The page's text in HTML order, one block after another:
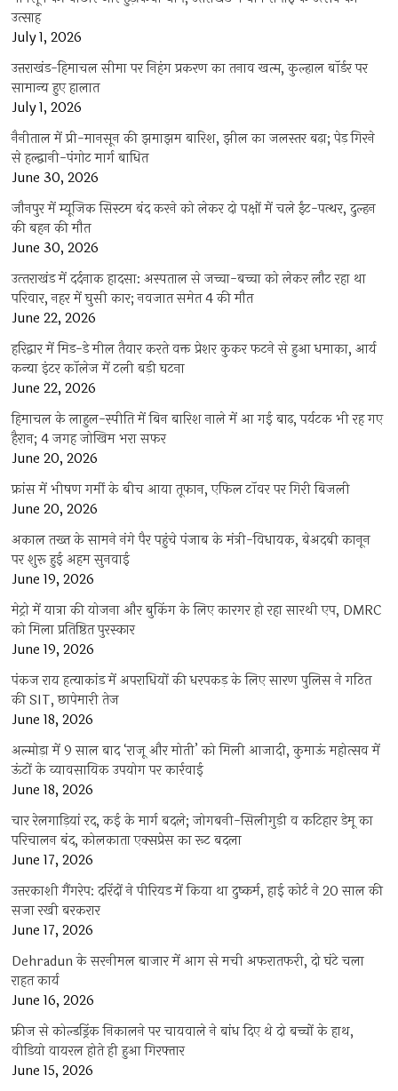
उत्साह
July 1, 2026
उत्तराखंड-हिमाचल सीमा पर निहंग प्रकरण का तनाव खत्म, कुल्हाल बॉर्डर पर
सामान्य हुए हालात
July 1, 2026
नैनीताल में प्री-मानसून की झमाझम बारिश, झील का जलस्तर बढ़ा; पेड़ गिरने
से हल्द्वानी-पंगोट मार्ग बाधित
June 30, 2026
जौनपुर में म्यूजिक सिस्टम बंद करने को लेकर दो पक्षों में चले ईंट-पत्थर, दुल्हन
की बहन की मौत
June 30, 2026
उत्‍तराखंड में दर्दनाक हादसा: अस्पताल से जच्चा-बच्चा को लेकर लौट रहा था
परिवार, नहर में घुसी कार; नवजात समेत 4 की मौत
June 22, 2026
हरिद्वार में मिड-डे मील तैयार करते वक्त प्रेशर कुकर फटने से हुआ धमाका, आर्य
कन्या इंटर कॉलेज में टली बड़ी घटना
June 22, 2026
हिमाचल के लाहुल-स्पीति में बिन बारिश नाले में आ गई बाढ़, पर्यटक भी रह गए
हैरान; 4 जगह जोखिम भरा सफर
June 20, 2026
फ्रांस में भीषण गर्मी के बीच आया तूफान, एफिल टॉवर पर गिरी बिजली
June 20, 2026
अकाल तख्त के सामने नंगे पैर पहुंचे पंजाब के मंत्री-विधायक, बेअदबी कानून
पर शुरू हुई अहम सुनवाई
June 19, 2026
मेट्रो में यात्रा की योजना और बुकिंग के लिए कारगर हो रहा सारथी एप, DMRC
को मिला प्रतिष्ठित पुरस्कार
June 19, 2026
पंकज राय हत्याकांड में अपराधियों की धरपकड़ के लिए सारण पुलिस ने गठित
की SIT, छापेमारी तेज
June 18, 2026
अल्मोड़ा में 9 साल बाद ‘राजू और मोती’ को मिली आजादी, कुमाऊं महोत्सव में
ऊंटों के व्यावसायिक उपयोग पर कार्रवाई
June 18, 2026
चार रेलगाड़ियां रद, कई के मार्ग बदले; जोगबनी-सिलीगुड़ी व कटिहार डेमू का
परिचालन बंद, कोलकाता एक्सप्रेस का रूट बदला
June 17, 2026
उत्तरकाशी गैंगरेप: दरिंदों ने पीरियड में किया था दुष्कर्म, हाई कोर्ट ने 20 साल की
सजा रखी बरकरार
June 17, 2026
Dehradun के सरनीमल बाजार में आग से मची अफरातफरी, दो घंटे चला
राहत कार्य
June 16, 2026
फ्रीज से कोल्डड्रिंक निकालने पर चायवाले ने बांध दिए थे दो बच्चों के हाथ,
वीडियो वायरल होते ही हुआ गिरफ्तार
June 15, 2026